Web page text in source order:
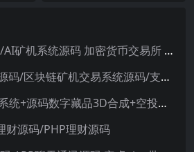
海外交易所源码/AI矿机系统源码 加密货币交易所 智能交易所源码
TRX虚拟币矿机源码/区块链矿机交易系统源码/支持 4国语言+usdt充值+搭建视频教程
元宇宙NFT交易系统+源码数字藏品3D合成+空投盲盒玩法抽集卡
财源码/PHP理财源码